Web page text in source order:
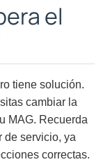
el
tiene solución.
cambiar la
MAG. Recuerda
de servicio, ya
correctas.